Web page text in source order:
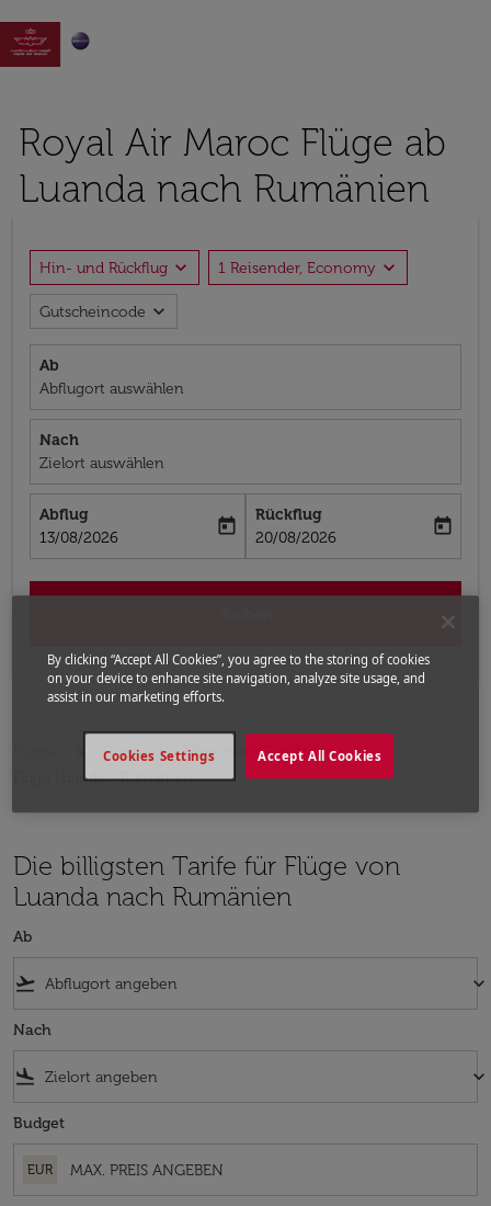

Royal Air Maroc Flüge ab
Luanda nach Rumänien
Hin- und Rückflug expand_more 1 Reisender, Economy expand_more
Gutscheincode expand_more
Ab
Abflugort auswählen
Nach
Zielort auswählen
Abflug
fc-booking-departure-date-aria-label
13/08/2026
today
Rückflug
fc-booking-return-date-aria-label
20/08/2026
today
Flüge
Flüge nach Rumänien
Flüge Luanda - Rumänien
Die billigsten Tarife für Flüge von
Luanda nach Rumänien
Ab
flight_takeoff keyboard_arrow_down
Nach
flight_land keyboard_arrow_down
Budget
EUR
By clicking “Accept All Cookies”, you agree to the storing of cookies
on your device to enhance site navigation, analyze site usage, and
assist in our marketing efforts.
Accept All Cookies
Cookies Settings